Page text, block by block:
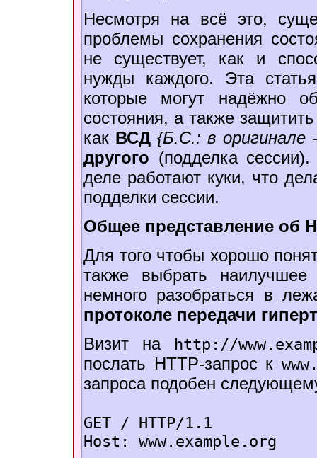
Несмотря на всё это,
проблемы сохранения
не существует, как и
нужды каждого. Эта
которые могут надёжно
состояния, а также
как ВСД {Б.С.: в оригинале
другого (подделка
деле работают куки, что
подделки сессии.
Общее представление об
Для того чтобы хорошо
также выбрать
немного разобраться в
протоколе передачи
Визит на
http://
послать HTTP-запрос к
запроса подобен
GET / HTTP/1.1
Host: www.example.org